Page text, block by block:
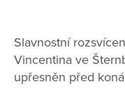
Slavnostní
Vincentina ve
upřesněn před